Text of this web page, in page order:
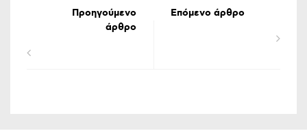
Προηγούμενο
άρθρο
Επόμενο άρθρο